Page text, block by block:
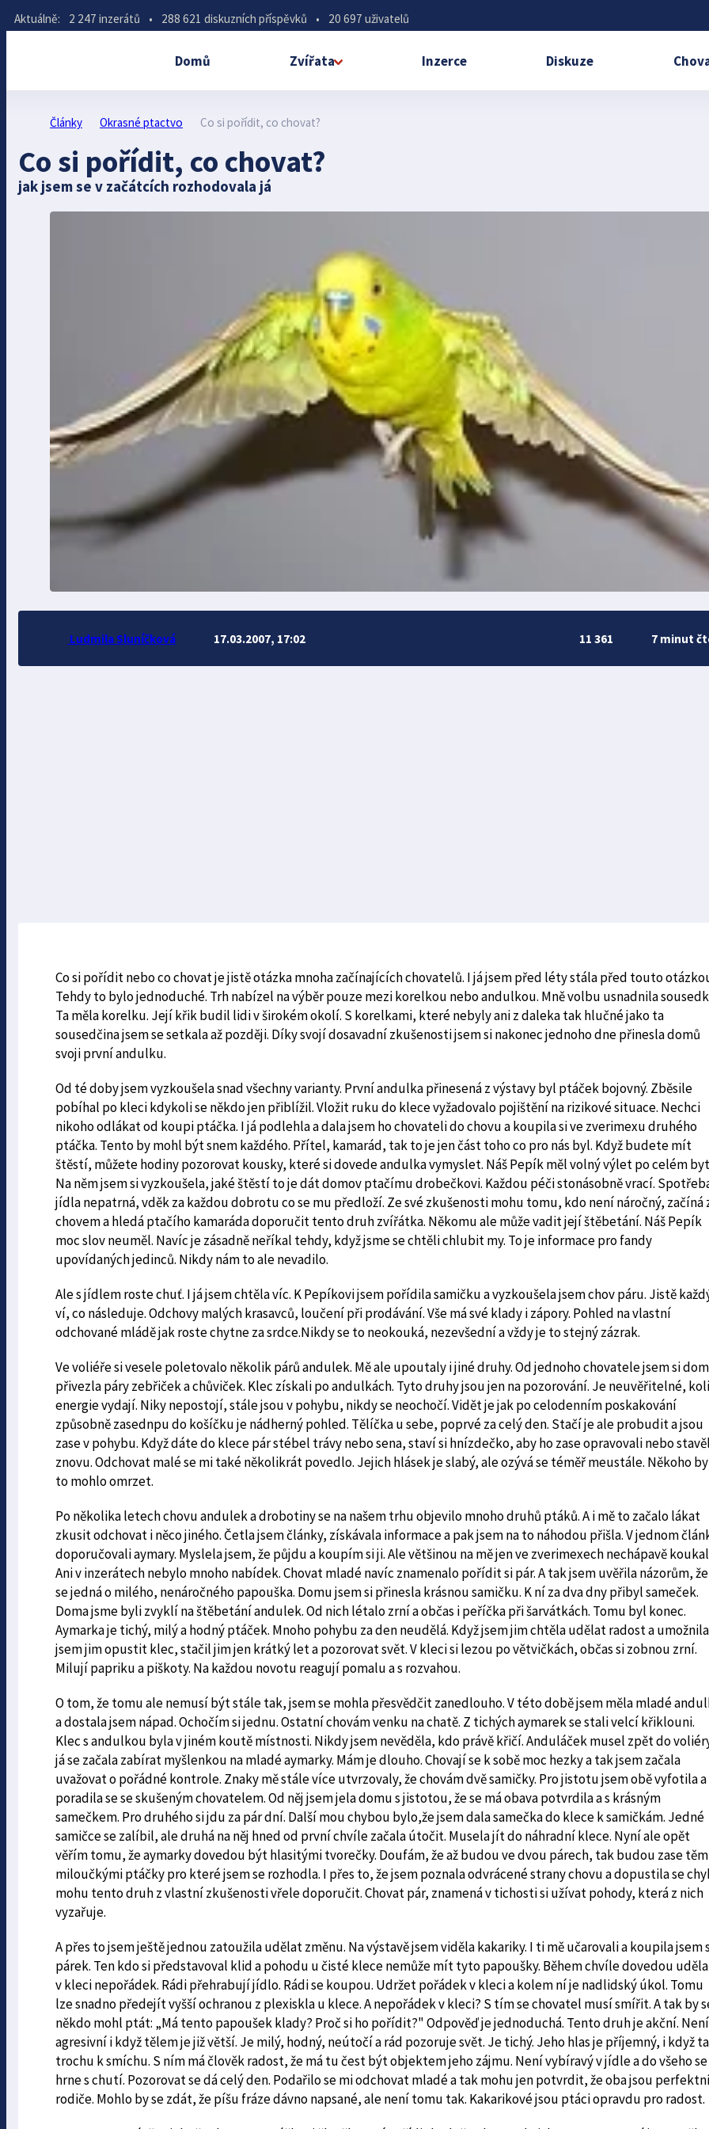
Aktuálně: 2 247 inzerátů • 288 621 diskuzních příspěvků • 20 697 uživatelů
Domů Zvířata Inzerce Diskuze
Články Okrasné ptactvo Co si pořídit, co chovat?
Co si pořídit, co chovat?
jak jsem se v začátcích rozhodovala já
Ludmila Sluníčková 17.03.2007, 17:02 11 361 7 minut
Co si pořídit nebo co chovat je jistě otázka mnoha začínajících chovatelů. I já jsem před léty stála před touto
Tehdy to bylo jednoduché. Trh nabízel na výběr pouze mezi korelkou nebo andulkou. Mně volbu usnadnila
Ta měla korelku. Její křik budil lidi v širokém okolí. S korelkami, které nebyly ani z daleka tak hlučné jako ta
sousedčina jsem se setkala až později. Díky svojí dosavadní zkušenosti jsem si nakonec jednoho dne přinesla domů
svoji první andulku.
Od té doby jsem vyzkoušela snad všechny varianty. První andulka přinesená z výstavy byl ptáček bojovný. Zběsile
pobíhal po kleci kdykoli se někdo jen přiblížil. Vložit ruku do klece vyžadovalo pojištění na rizikové situace. Nechci
nikoho odlákat od koupi ptáčka. I já podlehla a dala jsem ho chovateli do chovu a koupila si ve zverimexu druhého
ptáčka. Tento by mohl být snem každého. Přítel, kamarád, tak to je jen část toho co pro nás byl. Když budete mít
štěstí, můžete hodiny pozorovat kousky, které si dovede andulka vymyslet. Náš Pepík měl volný výlet po celém
Na něm jsem si vyzkoušela, jaké štěstí to je dát domov ptačímu drobečkovi. Každou péči stonásobně vrací.
jídla nepatrná, vděk za každou dobrotu co se mu předloží. Ze své zkušenosti mohu tomu, kdo není náročný, začíná
chovem a hledá ptačího kamaráda doporučit tento druh zvířátka. Někomu ale může vadit její štěbetání. Náš Pepík
moc slov neuměl. Navíc je zásadně neříkal tehdy, když jsme se chtěli chlubit my. To je informace pro fandy
upovídaných jedinců. Nikdy nám to ale nevadilo.
Ale s jídlem roste chuť. I já jsem chtěla víc. K Pepíkovi jsem pořídila samičku a vyzkoušela jsem chov páru. Jistě
ví, co následuje. Odchovy malých krasavců, loučení při prodávání. Vše má své klady i zápory. Pohled na vlastní
odchované mládě jak roste chytne za srdce.Nikdy se to neokouká, nezevšední a vždy je to stejný zázrak.
Ve voliéře si vesele poletovalo několik párů andulek. Mě ale upoutaly i jiné druhy. Od jednoho chovatele jsem si
přivezla páry zebřiček a chůviček. Klec získali po andulkách. Tyto druhy jsou jen na pozorování. Je neuvěřitelné,
energie vydají. Niky nepostojí, stále jsou v pohybu, nikdy se neochočí. Vidět je jak po celodenním poskakování
způsobně zasednpu do košíčku je nádherný pohled. Tělíčka u sebe, poprvé za celý den. Stačí je ale probudit a jsou
zase v pohybu. Když dáte do klece pár stébel trávy nebo sena, staví si hnízdečko, aby ho zase opravovali nebo
znovu. Odchovat malé se mi také několikrát povedlo. Jejich hlásek je slabý, ale ozývá se téměř meustále. Někoho by
to mohlo omrzet.
Po několika letech chovu andulek a drobotiny se na našem trhu objevilo mnoho druhů ptáků. A i mě to začalo lákat
zkusit odchovat i něco jiného. Četla jsem články, získávala informace a pak jsem na to náhodou přišla. V jednom
doporučovali aymary. Myslela jsem, že půjdu a koupím si ji. Ale většinou na mě jen ve zverimexech nechápavě
Ani v inzerátech nebylo mnoho nabídek. Chovat mladé navíc znamenalo pořídit si pár. A tak jsem uvěřila názorům, že
se jedná o milého, nenáročného papouška. Domu jsem si přinesla krásnou samičku. K ní za dva dny přibyl sameček.
Doma jsme byli zvyklí na štěbetání andulek. Od nich létalo zrní a občas i peříčka při šarvátkách. Tomu byl konec.
Aymarka je tichý, milý a hodný ptáček. Mnoho pohybu za den neudělá. Když jsem jim chtěla udělat radost a umožnila
jsem jim opustit klec, stačil jim jen krátký let a pozorovat svět. V kleci si lezou po větvičkách, občas si zobnou zrní.
Milují papriku a piškoty. Na každou novotu reagují pomalu a s rozvahou.
O tom, že tomu ale nemusí být stále tak, jsem se mohla přesvědčit zanedlouho. V této době jsem měla mladé
a dostala jsem nápad. Ochočím si jednu. Ostatní chovám venku na chatě. Z tichých aymarek se stali velcí křiklouni.
Klec s andulkou byla v jiném koutě místnosti. Nikdy jsem nevěděla, kdo právě křičí. Anduláček musel zpět do
já se začala zabírat myšlenkou na mladé aymarky. Mám je dlouho. Chovají se k sobě moc hezky a tak jsem začala
uvažovat o pořádné kontrole. Znaky mě stále více utvrzovaly, že chovám dvě samičky. Pro jistotu jsem obě vyfotila a
poradila se se skušeným chovatelem. Od něj jsem jela domu s jistotou, že se má obava potvrdila a s krásným
samečkem. Pro druhého si jdu za pár dní. Další mou chybou bylo,že jsem dala samečka do klece k samičkám. Jedné
samičce se zalíbil, ale druhá na něj hned od první chvíle začala útočit. Musela jít do náhradní klece. Nyní ale opět
věřím tomu, že aymarky dovedou být hlasitými tvorečky. Doufám, že až budou ve dvou párech, tak budou zase
miloučkými ptáčky pro které jsem se rozhodla. I přes to, že jsem poznala odvrácené strany chovu a dopustila se
mohu tento druh z vlastní zkušenosti vřele doporučit. Chovat pár, znamená v tichosti si užívat pohody, která z nich
vyzařuje.
A přes to jsem ještě jednou zatoužila udělat změnu. Na výstavě jsem viděla kakariky. I ti mě učarovali a koupila jsem
párek. Ten kdo si představoval klid a pohodu u čisté klece nemůže mít tyto papoušky. Během chvíle dovedou
v kleci nepořádek. Rádi přehrabují jídlo. Rádi se koupou. Udržet pořádek v kleci a kolem ní je nadlidský úkol. Tomu
lze snadno předejít vyšší ochranou z plexiskla u klece. A nepořádek v kleci? S tím se chovatel musí smířit. A tak by
někdo mohl ptát: „Má tento papoušek klady? Proč si ho pořídit?" Odpověď je jednoduchá. Tento druh je akční. Není
agresivní i když tělem je již větší. Je milý, hodný, neútočí a rád pozoruje svět. Je tichý. Jeho hlas je příjemný, i když
trochu k smíchu. S ním má člověk radost, že má tu čest být objektem jeho zájmu. Není vybíravý v jídle a do všeho se
hrne s chutí. Pozorovat se dá celý den. Podařilo se mi odchovat mladé a tak mohu jen potvrdit, že oba jsou
rodiče. Mohlo by se zdát, že píšu fráze dávno napsané, ale není tomu tak. Kakarikové jsou ptáci opravdu pro radost.